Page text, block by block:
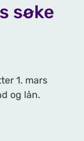
søke
1. mars
og lån.